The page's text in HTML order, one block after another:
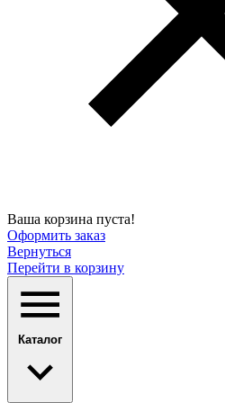
Ваша корзина пуста!
Оформить заказ
Вернуться
Перейти в корзину
Каталог